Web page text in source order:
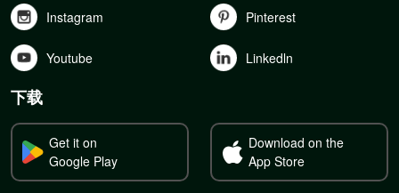
Instagram Pinterest
Youtube Linkedln
下载
Get it on
Google Play
Download on the
App Store